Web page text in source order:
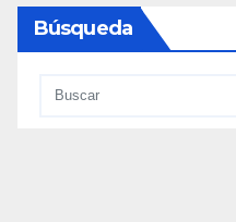
Búsqueda